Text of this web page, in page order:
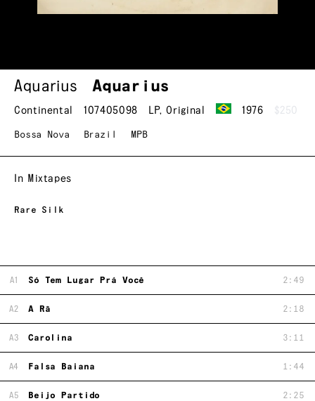
Aquarius Aquarius
Continental 107405098 LP,Original 1976 $250
Bossa Nova Brazil MPB
In Mixtapes
Rare Silk
A1 Só Tem Lugar Prá Você 2:49
A2 A Rã 2:18
A3 Carolina 3:11
A4 Falsa Baiana 1:44
A5 Beijo Partido 2:25